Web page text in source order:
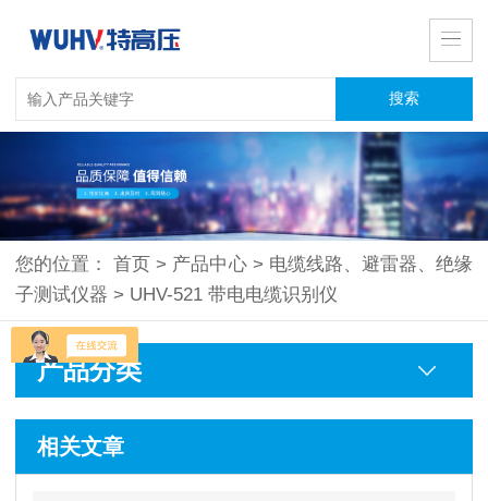
您的位置：首页 > 产品中心 > 电缆线路、避雷器、绝缘
子测试仪器 > UHV-521 带电电缆识别仪
产品分类
相关文章